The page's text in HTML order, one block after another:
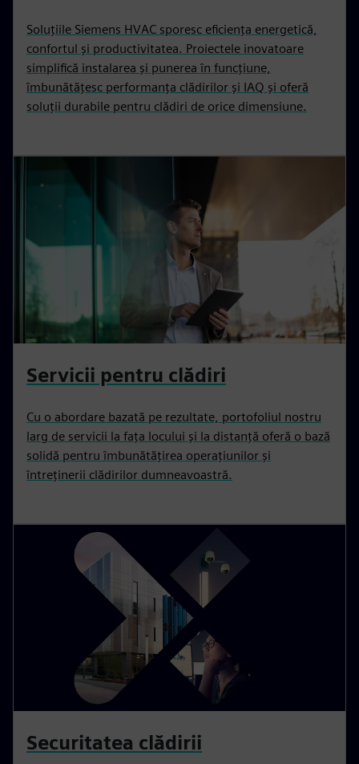
Soluțiile Siemens HVAC sporesc eficiența energetică,
confortul și productivitatea. Proiectele inovatoare
simplifică instalarea și punerea în funcțiune,
îmbunătățesc performanța clădirilor și IAQ și oferă
soluții durabile pentru clădiri de orice dimensiune.
Servicii pentru clădiri
Cu o abordare bazată pe rezultate, portofoliul nostru
larg de servicii la fața locului și la distanță oferă o bază
solidă pentru îmbunătățirea operațiunilor și
întreținerii clădirilor dumneavoastră.
Securitatea clădirii